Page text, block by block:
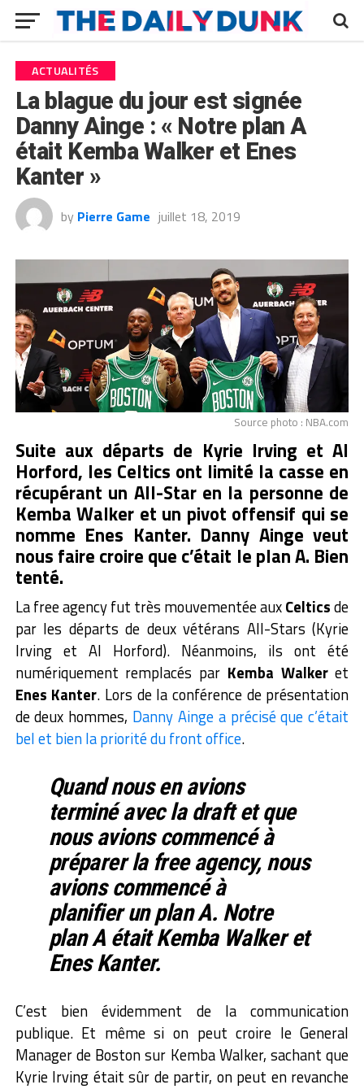
ACTUALITÉS
La blague du jour est signée
Danny Ainge : « Notre plan A
était Kemba Walker et Enes
Kanter »
by Pierre Game juillet 18, 2019
Source photo : NBA.com
Suite aux départs de Kyrie Irving et Al
Horford, les Celtics ont limité la casse en
récupérant un All-Star en la personne de
Kemba Walker et un pivot offensif qui se
nomme Enes Kanter. Danny Ainge veut
nous faire croire que c’était le plan A. Bien
tenté.
La free agency fut très mouvementée auxCelticsde
par les départs de deux vétérans All-Stars (Kyrie
Irving et Al Horford). Néanmoins, ils ont été
numériquement remplacés par Kemba Walkeret
Enes Kanter. Lors de la conférence de présentation
de deux hommes, Danny Ainge a précisé que c’était
bel et bien la priorité du front office.
Quand nous en avions
terminé avec la draft et que
nous avions commencé à
préparer la free agency, nous
avions commencé à
planifier un plan A. Notre
plan A était Kemba Walker et
Enes Kanter.
C’est bien évidemment de la communication
publique. Et même si on peut croire le General
Manager de Boston sur Kemba Walker, sachant que
Kyrie Irving était sûr de partir, on peut en revanche